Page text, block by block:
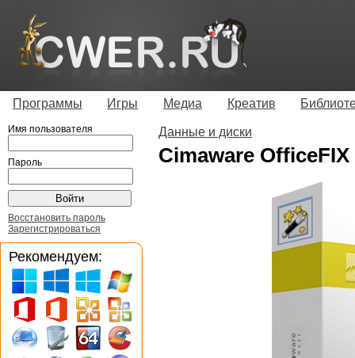
Программы Игры Медиа Креатив
Данные и диски
Cimaware
Имя пользователя
Пароль
Восстановить пароль
Зарегистрироваться
Рекомендуем: